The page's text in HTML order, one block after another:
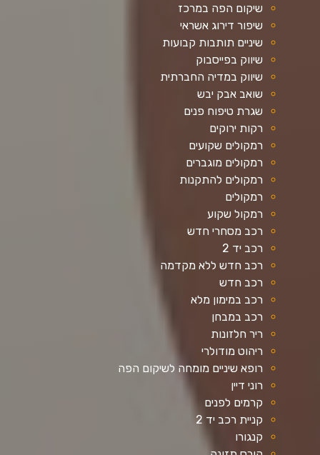
שיקום הפה במרכז
שיפור דירוג אשראי
שיניים תותבות קבועות
שיווק בפייסבוק
שיווק במדיה החברתית
שואב אבק יבש
שגרת טיפוח פנים
רקות ירוקים
רמקולים שקועים
רמקולים מוגברים
רמקולים להתקנות
רמקולים
רמקול שקוע
רכב מסחרי חדש
רכב יד 2
רכב חדש ללא מקדמה
רכב חדש
רכב במימון מלא
רכב במבחן
ריר חלזונות
ריהוט מודולרי
רופא שיניים מומחה לשיקום הפה
רוני דיין
קרמים לפנים
קניית רכב יד 2
קנגורו